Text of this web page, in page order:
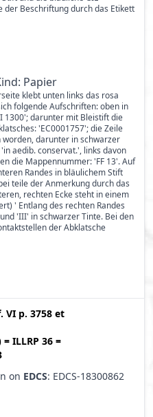
der Beschriftung durch das Etikett
Papier
klebt unten links das rosa
folgende Aufschriften: oben in
1300'; darunter mit Bleistift die
'EC0001757'; die Zeile
darunter in schwarzer
aedib. conservat.', links davon
die Mappennummer: 'FF 13'. Auf
Randes in bläulichem Stift
teile der Anmerkung durch das
rechten Ecke steht in einem
' Entlang des rechten Randes
'III' in schwarzer Tinte. Bei den
der Abklatsche
VI p. 3758 et
= ILLRP 36 =
on EDCS: EDCS-18300862